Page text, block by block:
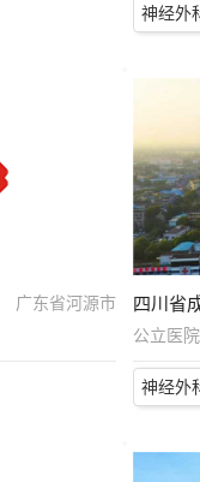
广东省河源市
公立医